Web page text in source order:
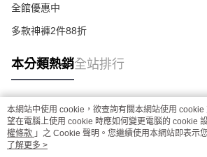
全館優惠中
多款神褲2件88折
本分類熱銷全站排行
熱門標籤
本網站中使用 cookie，欲查詢有關本網站使用
望在電腦上使用 cookie 時應如何變更電腦的 cookie
權條款 」之 Cookie 聲明。您繼續使用本網站即表示
用條款之 Cookie 聲明使用 cookie。
了解更多 >